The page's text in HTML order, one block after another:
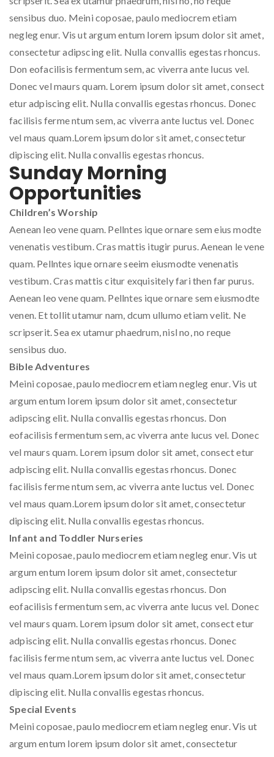
sensibus duo. Meini coposae, paulo mediocrem etiam
negleg enur. Vis ut argum entum lorem ipsum dolor sit amet,
consectetur adipscing elit. Nulla convallis egestas rhoncus.
Don eofacilisis fermentum sem, ac viverra ante lucus vel.
Donec vel maurs quam. Lorem ipsum dolor sit amet, consect
etur adpiscing elit. Nulla convallis egestas rhoncus. Donec
facilisis ferme ntum sem, ac viverra ante luctus vel. Donec
vel maus quam.Lorem ipsum dolor sit amet, consectetur
dipiscing elit. Nulla convallis egestas rhoncus.
Sunday Morning
Opportunities
Children’s Worship
Aenean leo vene quam. Pellntes ique ornare sem eius modte
venenatis vestibum. Cras mattis itugir purus. Aenean le vene
quam. Pellntes ique ornare seeim eiusmodte venenatis
vestibum. Cras mattis citur exquisitely fari then far purus.
Aenean leo vene quam. Pellntes ique ornare sem eiusmodte
venen. Et tollit utamur nam, dcum ullumo etiam velit. Ne
scripserit. Sea ex utamur phaedrum, nisl no, no reque
sensibus duo.
Bible Adventures
Meini coposae, paulo mediocrem etiam negleg enur. Vis ut
argum entum lorem ipsum dolor sit amet, consectetur
adipscing elit. Nulla convallis egestas rhoncus. Don
eofacilisis fermentum sem, ac viverra ante lucus vel. Donec
vel maurs quam. Lorem ipsum dolor sit amet, consect etur
adpiscing elit. Nulla convallis egestas rhoncus. Donec
facilisis ferme ntum sem, ac viverra ante luctus vel. Donec
vel maus quam.Lorem ipsum dolor sit amet, consectetur
dipiscing elit. Nulla convallis egestas rhoncus.
Infant and Toddler Nurseries
Meini coposae, paulo mediocrem etiam negleg enur. Vis ut
argum entum lorem ipsum dolor sit amet, consectetur
adipscing elit. Nulla convallis egestas rhoncus. Don
eofacilisis fermentum sem, ac viverra ante lucus vel. Donec
vel maurs quam. Lorem ipsum dolor sit amet, consect etur
adpiscing elit. Nulla convallis egestas rhoncus. Donec
facilisis ferme ntum sem, ac viverra ante luctus vel. Donec
vel maus quam.Lorem ipsum dolor sit amet, consectetur
dipiscing elit. Nulla convallis egestas rhoncus.
Special Events
Meini coposae, paulo mediocrem etiam negleg enur. Vis ut
argum entum lorem ipsum dolor sit amet, consectetur